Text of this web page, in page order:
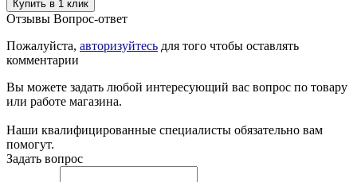
Купить в 1 клик
Отзывы Вопрос-ответ
Пожалуйста, авторизуйтесь для того чтобы оставлять
комментарии
Вы можете задать любой интересующий вас вопрос по товару
или работе магазина.
Наши квалифицированные специалисты обязательно вам
помогут.
Задать вопрос